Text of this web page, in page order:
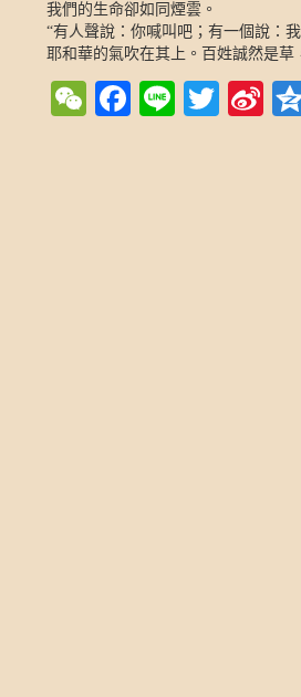
我們的生命卻如同煙雲。
“有人聲說：你喊叫吧；有一個說：
耶和華的氣吹在其上。百姓誠然是
WeChat
Facebook
Line